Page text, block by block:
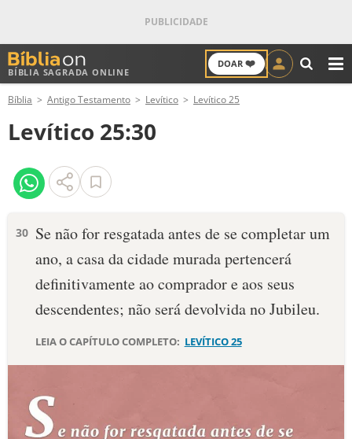
BÍBLIA SAGRADA ONLINE
DOAR ❤️
ANTIGO TESTAMENTO
NOVO TESTAMENTO
VERSÍCULOS
PALAVRA DO DIA
SALMO DO DIA
DEVOCIONAL DIÁRIO
ESTUDOS BÍBLICOS
Bíblia Antigo Testamento Levítico Levítico 25
Levítico 25:30
30 Se não for resgatada antes de se completar um
ano, a casa da cidade murada pertencerá
definitivamente ao comprador e aos seus
descendentes; não será devolvida no Jubileu.
LEIA O CAPÍTULO COMPLETO: LEVÍTICO 25